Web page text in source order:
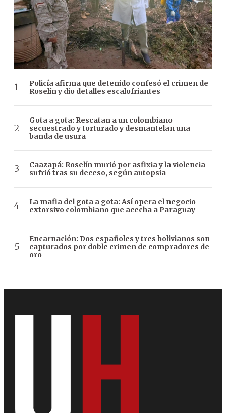
Policía afirma que detenido confesó el crimen de
Roselín y dio detalles escalofriantes
Gota a gota: Rescatan a un colombiano
secuestrado y torturado y desmantelan una
banda de usura
Caazapá: Roselín murió por asfixia y la violencia
sufrió tras su deceso, según autopsia
La mafia del gota a gota: Así opera el negocio
extorsivo colombiano que acecha a Paraguay
Encarnación: Dos españoles y tres bolivianos son
capturados por doble crimen de compradores de
oro